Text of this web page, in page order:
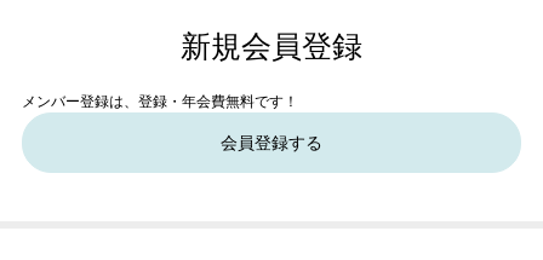
新規会員登録
メンバー登録は、登録・年会費無料です！
会員登録する